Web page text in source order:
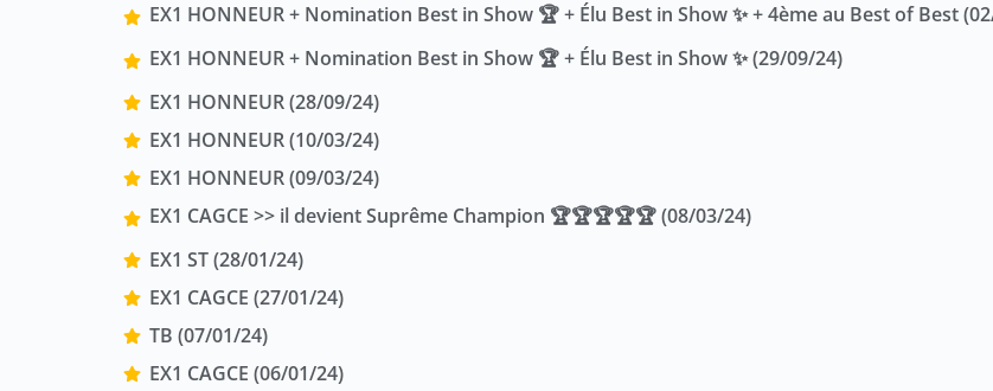
EX1 HONNEUR + Nomination Best in Show 🏆 + Élu Best in Show ✨ + 4ème au Best of Best
EX1 HONNEUR + Nomination Best in Show 🏆 + Élu Best in Show ✨ (29/09/24)
EX1 HONNEUR (28/09/24)
EX1 HONNEUR (10/03/24)
EX1 HONNEUR (09/03/24)
EX1 CAGCE >> il devient Suprême Champion 🏆🏆🏆🏆🏆 (08/03/24)
EX1 ST (28/01/24)
EX1 CAGCE (27/01/24)
TB (07/01/24)
EX1 CAGCE (06/01/24)